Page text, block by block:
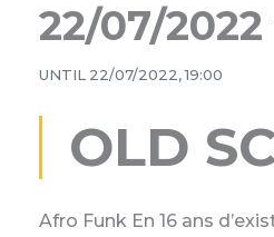
22/07/2022
UNTIL 22/07/2022, 19:00
OLD
Afro Funk En 16 ans